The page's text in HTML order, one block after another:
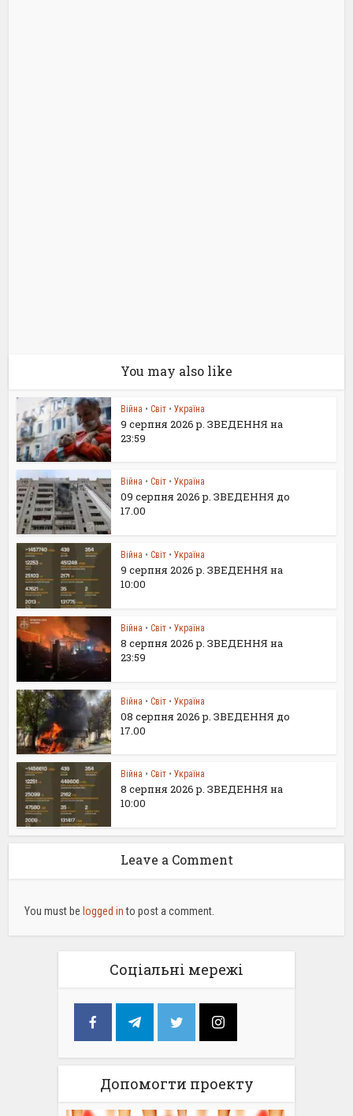
You may also like
Війна • Світ • Україна
9 серпня 2026 р. ЗВЕДЕННЯ на
23:59
Війна • Світ • Україна
09 серпня 2026 р. ЗВЕДЕННЯ до
17.00
Війна • Світ • Україна
9 серпня 2026 р. ЗВЕДЕННЯ на
10:00
Війна • Світ • Україна
8 серпня 2026 р. ЗВЕДЕННЯ на
23:59
Війна • Світ • Україна
08 серпня 2026 р. ЗВЕДЕННЯ до
17.00
Війна • Світ • Україна
8 серпня 2026 р. ЗВЕДЕННЯ на
10:00
Leave a Comment
You must be logged into post a comment.
Соціальні мережі
Допомогти проекту